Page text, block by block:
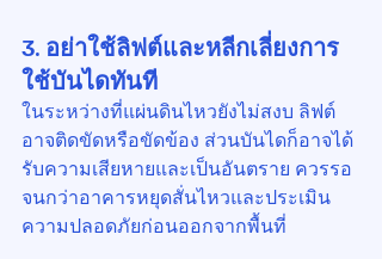
3. อย่าใช้ลิฟต์และหลีกเลี่ยงการ
ใช้บันไดทันที
ในระหว่างที่แผ่นดินไหวยังไม่สงบ ลิฟต์
อาจติดขัดหรือขัดข้อง ส่วนบันไดก็อาจได้
รับความเสียหายและเป็นอันตราย ควรรอ
จนกว่าอาคารหยุดสั่นไหวและประเมิน
ความปลอดภัยก่อนออกจากพื้นที่